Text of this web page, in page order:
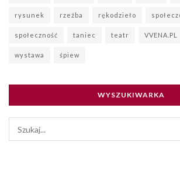
rysunek rzeźba rękodzieło
społeczność taniec teatr VVENA.PL
wystawa śpiew
WYSZUKIWARKA